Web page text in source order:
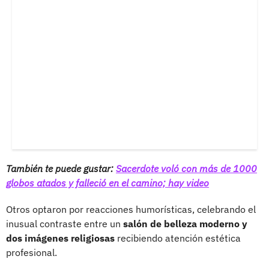
También te puede gustar: Sacerdote voló con más de 1000
globos atados y falleció en el camino; hay video
Otros optaron por reacciones humorísticas, celebrando el
inusual contraste entre un salón de belleza moderno y
dos imágenes religiosas recibiendo atención estética
profesional.